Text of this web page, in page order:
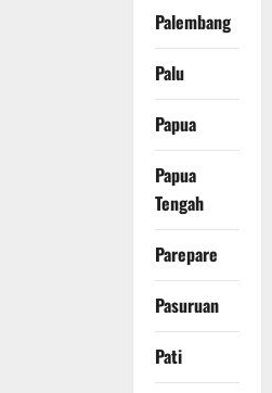
Palembang
Palu
Papua
Papua
Tengah
Parepare
Pasuruan
Pati